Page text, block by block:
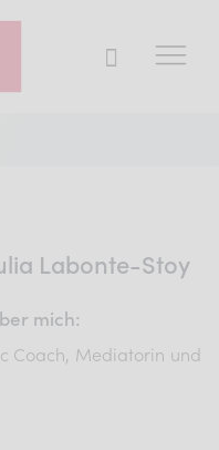
Labonte-Stoy
mich:
Coach, Mediatorin und